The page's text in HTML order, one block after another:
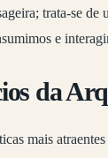
trata-se de
e
da
mais